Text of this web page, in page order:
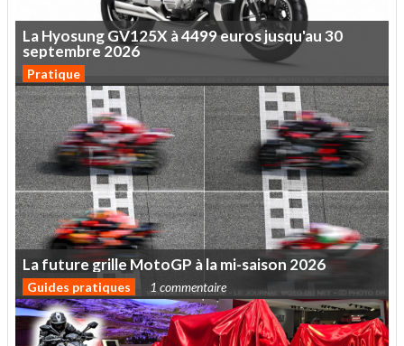
LaHyosungGV125X à4499eurosjusqu'au30
septembre 2026
Pratique
Lafuturegrille MotoGP àlami-saison 2026
Guides pratiques 1 commentaire